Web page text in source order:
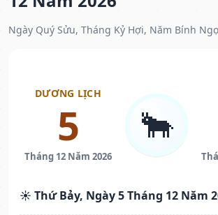
Ngày Quý Sửu, Tháng Kỷ Hợi, Năm Bính Ngọ
DƯƠNG LỊCH
5
Tháng 12 Năm 2026
🐂
☀️ Thứ Bảy, Ngày 5 Tháng 12 Năm